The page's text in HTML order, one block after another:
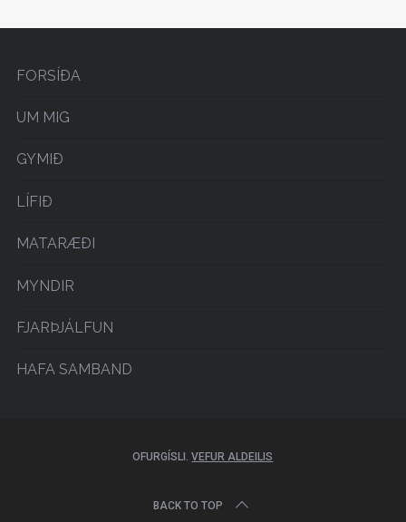
FORSÍÐA
UM MIG
GYMIÐ
LÍFIÐ
MATARÆÐI
MYNDIR
FJARÞJÁLFUN
HAFA SAMBAND
OFURGÍSLI.VEFUR ALDEILIS
BACK TO TOP